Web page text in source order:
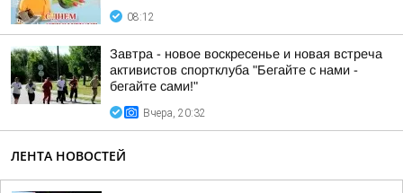
08:12
Завтра - новое воскресенье и новая встреча
активистов спортклуба "Бегайте с нами -
бегайте сами!"
Вчера, 20:32
ЛЕНТА НОВОСТЕЙ